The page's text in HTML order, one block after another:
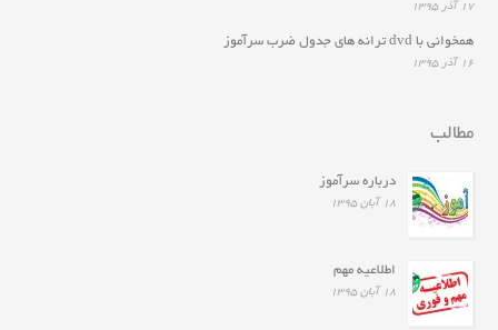
۱۷ آذر ۱۳۹۵
همخوانى با dvd ترانه هاى جدول ضرب سرآموز
۱۶ آذر ۱۳۹۵
مطالب
درباره سرآموز
۱۸ آبان ۱۳۹۵
اطلاعیه مهم
۱۸ آبان ۱۳۹۵